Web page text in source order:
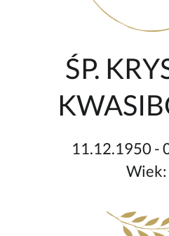
ŚP.
11.12.1950 -
Wiek: